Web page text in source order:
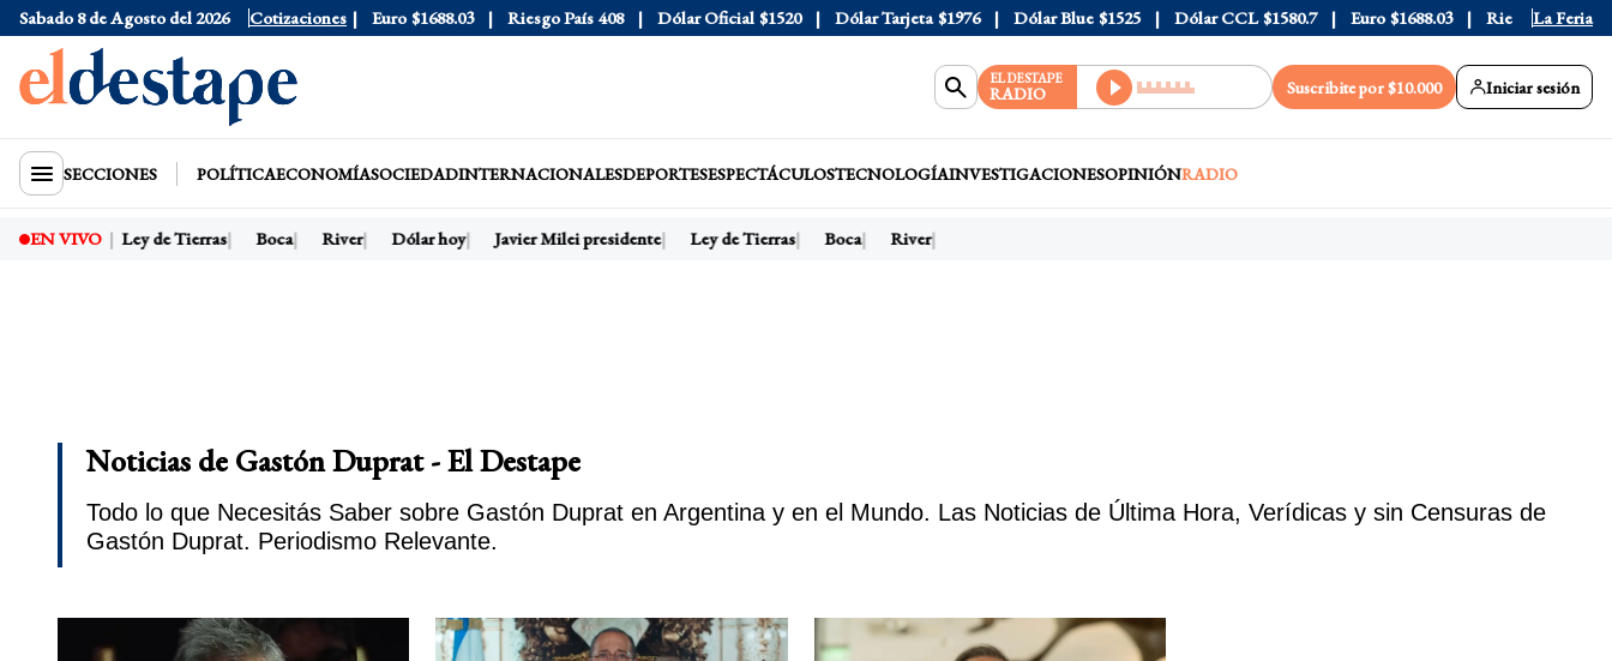
Sabado 8 de Agosto del 2026 Cotizaciones
Dólar Blue $1525 Dólar CCL $1580.7 Euro $1688.03 Riesgo País 408 Dólar Oficial $1520 Dólar Tarjeta $1976 Dólar Blue $1525 Dólar CCL $1580.7 Euro $1688.03 Riesgo País 408
La Feria
EL DESTAPE
RADIO Suscribite por $10.000 Iniciar sesión
SECCIONES POLÍTICAECONOMÍASOCIEDADINTERNACIONALESDEPORTESESPECTÁCULOSTECNOLOGÍAINVESTIGACIONESOPINIÓNRADIO
EN VIVO Ley de Tierras Boca River Dólar hoy Javier Milei presidente Ley de Tierras Boca River
Noticias de Gastón Duprat - El Destape
Todo lo que Necesitás Saber sobre Gastón Duprat en Argentina y en el Mundo. Las Noticias de Última Hora, Verídicas y sin Censuras de
Gastón Duprat. Periodismo Relevante.